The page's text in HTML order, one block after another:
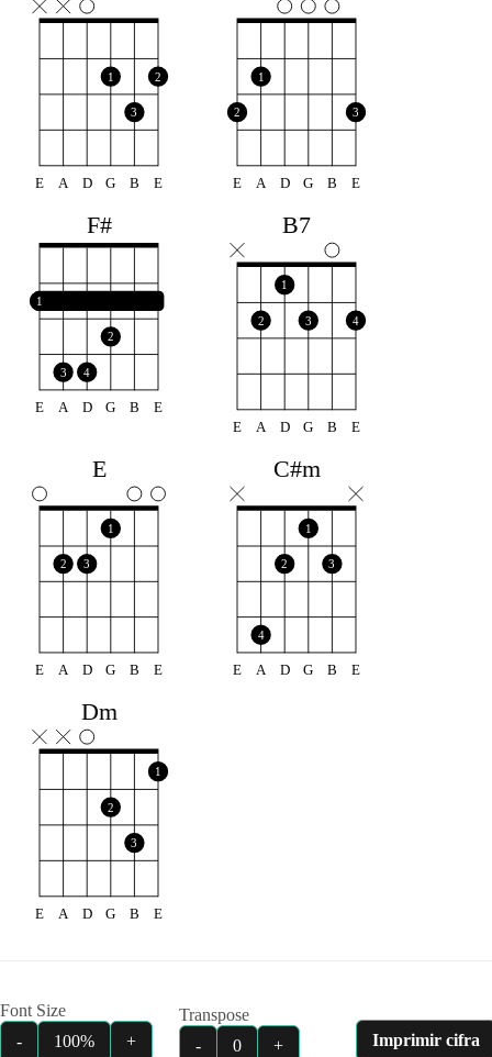
1
3
2
E A D G B E
2
1
3
E A D G B E
F#
1
3 4
2
E A D G B E
B7
2
1
3 4
E A D G B E
E
2 3
1
E A D G B E
C#m
4
2
1
3
E A D G B E
Dm
2
3
1
E A D G B E
Font Size
-
100% +
Transpose
-
0 + Imprimir cifra